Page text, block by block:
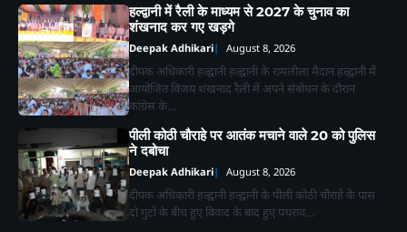
हल्द्वानी में रैली के माध्यम से 2027 के चुनाव का
शंखनाद कर गए खड़गे
Deepak Adhikari August 8, 2026
दीपक अधिकारी हल्द्वानी हल्द्वानी के रामलीला मैदान हल्द्वानी में
आयोजित विजय शंखनाद रैली में अपने संबोधन के दौरान
कांग्रेस के…
पीली कोठी चौराहे पर आतंक मचाने वाले 20 को पुलिस
ने दबोचा
Deepak Adhikari August 8, 2026
दीपक अधिकारी हल्द्वानी हल्द्वानी के पीली कोठी चौराहे के पास
दो गुटों के बीच हुए विवाद के बाद हुए पथराव…